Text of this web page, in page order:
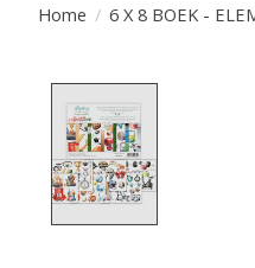
Home / 6 X 8 BOEK -